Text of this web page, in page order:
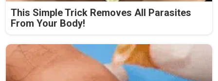
This Simple Trick Removes All Parasites
From Your Body!